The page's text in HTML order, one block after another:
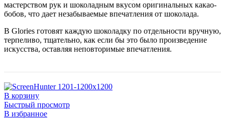
мастерством рук и шоколадным вкусом оригинальных какао-
бобов, что дает незабываемые впечатления от шоколада.
В Glories готовят каждую шоколадку по отдельности вручную,
терпеливо, тщательно, как если бы это было произведение
искусства, оставляя неповторимые впечатления.
В корзину
Быстрый просмотр
В избранное